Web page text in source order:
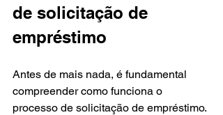
de solicitação de
empréstimo
Antes de mais nada, é fundamental
compreender como funciona o
processo de solicitação de empréstimo.